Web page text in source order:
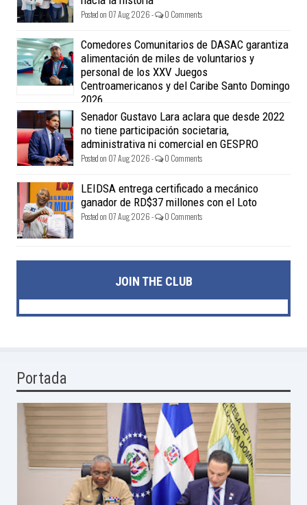
Posted on 07 Aug 2026 - 0 Comments
Comedores Comunitarios de DASAC garantiza
alimentación de miles de voluntarios y
personal de los XXV Juegos
Centroamericanos y del Caribe Santo Domingo
2026
Posted on 07 Aug 2026 - 0 Comments
Senador Gustavo Lara aclara que desde 2022
no tiene participación societaria,
administrativa ni comercial en GESPRO
Posted on 07 Aug 2026 - 0 Comments
LEIDSA entrega certificado a mecánico
ganador de RD$37 millones con el Loto
Posted on 07 Aug 2026 - 0 Comments
JOIN THE CLUB
Portada